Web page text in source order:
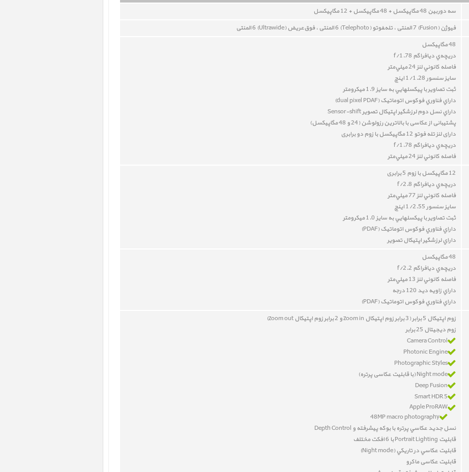
سه دوربين 48 مگاپيکسل + 48 مگاپيکسل + 12
مگاپيکسل
فیوژن (Fusion) 7 المنتی ، تله‌‍فوتو (Telephoto) 6 المنتی ، فوق‌عريض (Ultrawide) 6 المنتی
48 مگاپیکسل
دريچه‌ي ديافراگم f/1.78
فاصله کانوني لنز 24 ميلي‌متر
سايز سنسور 1/1.28 اينچ
ثبت تصاوير با پيکسل‎هايي به سايز 1.9 ميکرومتر
داراي فناوري فوکوس اتوماتيک (dual pixel PDAF
)
داراي نسل دوملرزشگير اپتيکال تصويرSensor-shift
پشتیبانی از عکاسی با بالاترین رزولوشن (24 و 48 مگاپیکسل)
دارای لنز تله فوتو 12 مگاپیکسل با زوم دو برابری
دريچه‌ي ديافراگم f/1.78
فاصله کانوني لنز 24 ميلي‌متر
12 مگاپیکسل با زوم 5 برابری
دريچه‌ي ديافراگم f/2.8
فاصله کانوني لنز 77 ميلي‌متر
سايز سنسور 1/2.55 اينچ
ثبت تصاوير با پيکسل‎هايي به سايز 1.0 ميکرومتر
داراي فناوري فوکوس اتوماتيک (PDAF)
دارايلرزشگير اپتيکال تصوير
48 مگاپیکسل
دريچه‌ي ديافراگم f/2.2
فاصله کانوني لنز 13 ميلي‌متر
داراي زاويه ديد 120 درجه
داراي فناوري فوکوس اتوماتيک (PDAF)
زوم اپتیکال 5 برابر (3 برابر زوم اپتیکال zoom in و 2 برابر زوم اپتیکال zoom out)
زوم دیجیتال 25 برابر
Camera Control
Photonic Engine
Photographic Styles
Night mode (با قابلیت عکاسی پرتره)
Deep Fusion
Smart HDR 5
Apple ProRAW
48MP macro photography
نسل جدید عکاسي پرتره با بوکه پيشرفته و Depth Control
قابليت Portrait Lighting با 6 افکت مختلف
قابليت عکاسي در تاريکي (Night mode)
قابلیت عکاسی ماکرو